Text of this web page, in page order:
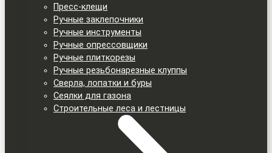
Пресс-клещи
Ручные заклепочники
Ручные инструменты
Ручные опрессовщики
Ручные плиткорезы
Ручные резьбонарезные клуппы
Сверла, лопатки и буры
Сеялки для газона
Строительные леса и лестницы